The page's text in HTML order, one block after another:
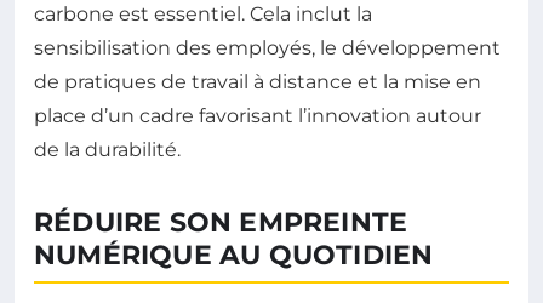
carbone est essentiel. Cela inclut la
sensibilisation des employés, le développement
de pratiques de travail à distance et la mise en
place d’un cadre favorisant l’innovation autour
de la durabilité.
RÉDUIRE SON EMPREINTE
NUMÉRIQUE AU QUOTIDIEN